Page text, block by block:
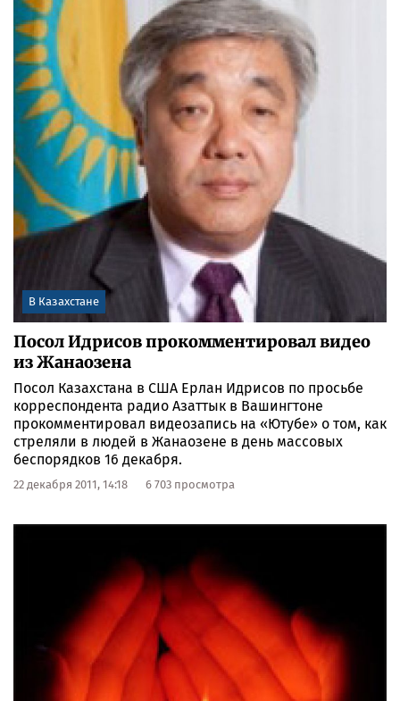
В Казахстане
Посол Идрисов прокомментировал видео
из Жанаозена
Посол Казахстана в США Ерлан Идрисов по просьбе
корреспондента радио Азаттык в Вашингтоне
прокомментировал видеозапись на «Ютубе» о том, как
стреляли в людей в Жанаозене в день массовых
беспорядков 16 декабря.
22 декабря 2011, 14:18 6 703 просмотра